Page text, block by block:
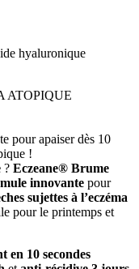
hyaluronique
ATOPIQUE
pour apaiser dès 10
!
? Eczeane® Brume
innovante pour
sujettes à l’eczéma
pour le printemps et
en 10 secondes